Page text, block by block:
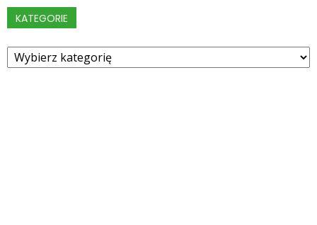
KATEGORIE
Kategorie